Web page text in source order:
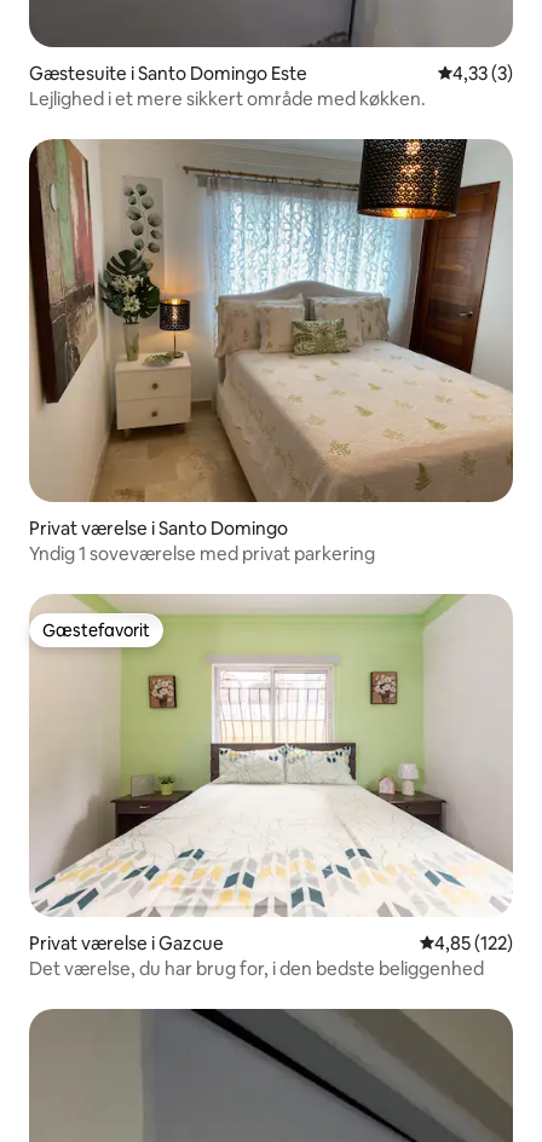
Gæstesuite i Santo Domingo Este 4,33 ud af
4,33 (3)
Lejlighed i et mere sikkert område med køkken.
Privat værelse i Santo Domingo
Yndig 1 soveværelse med privat parkering
Gæstefavorit
Gæstefavorit
Privat værelse i Gazcue 4,85 ud af 5 i
4,85 (122)
Det værelse, du har brug for, i den bedste beliggenhed